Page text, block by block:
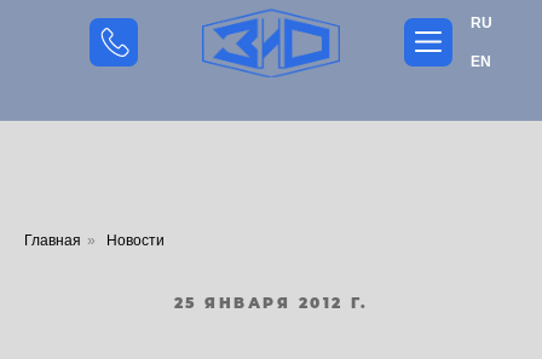
RU
EN
Главная » Новости
25 ЯНВАРЯ 2012 Г.